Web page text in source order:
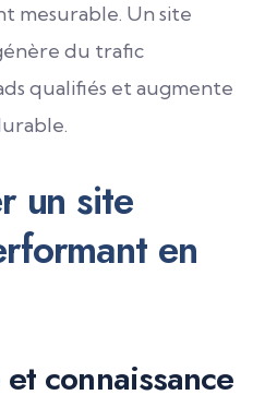
mesurable. Un site
du trafic
qualifiés et augmente
un site
en
connaissance